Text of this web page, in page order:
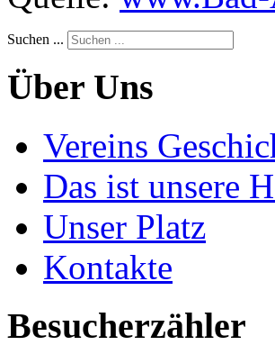
Suchen ...
Über Uns
Vereins
Das ist unsere
Unser Platz
Kontakte
Besucherzähler